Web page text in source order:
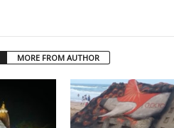
MORE FROM AUTHOR